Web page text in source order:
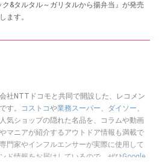
&タルタル～ガリタルから揚弁当』が発売
ます。
社NTTドコモと共同で開設した、レコメン
す。
コストコや業務スーパー、 ダイソー、
気ショップの隠れた名品を、コラムや動画
マニアが紹介するアウトドア情報も満載で
門家やインフルエンサーが実際に使用して
ド情報をお届けしているので、ぜひGoogle